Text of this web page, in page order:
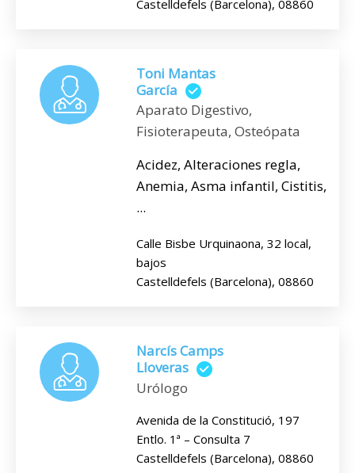
Castelldefels (Barcelona), 08860
Toni Mantas
García
Aparato Digestivo,
Fisioterapeuta, Osteópata
Acidez, Alteraciones regla,
Anemia, Asma infantil, Cistitis,
...
Calle Bisbe Urquinaona, 32 local,
bajos
Castelldefels (Barcelona), 08860
Narcís Camps
Lloveras
Urólogo
Avenida de la Constitució, 197
Entlo. 1ª – Consulta 7
Castelldefels (Barcelona), 08860